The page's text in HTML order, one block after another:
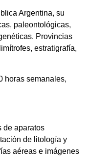
Argentina, su
paleontológicas,
Provincias
estratigrafía,
horas semanales,
de aparatos
de litología y
aéreas e imágenes